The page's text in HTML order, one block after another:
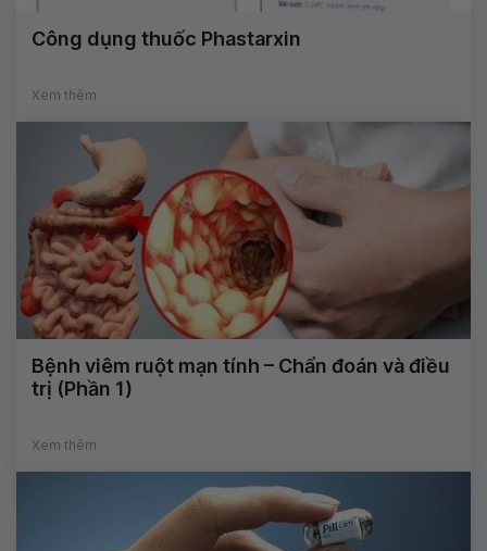
Công dụng thuốc Phastarxin
Xem thêm
Bệnh viêm ruột mạn tính – Chẩn đoán và điều
trị (Phần 1)
Xem thêm